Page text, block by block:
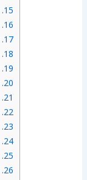
15.
16.
17.
18.
19.
20.
21.
22.
23.
24.
25.
26.